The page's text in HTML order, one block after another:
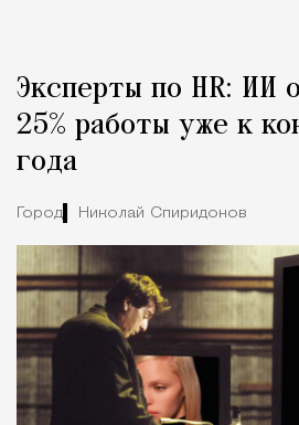
Эксперты по HR: ИИ
25% работы уже к
года
Город Николай Спиридонов